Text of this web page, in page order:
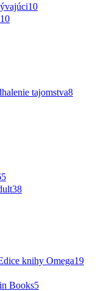
10
10
tajomstva8
38
knihy Omega19
Books5